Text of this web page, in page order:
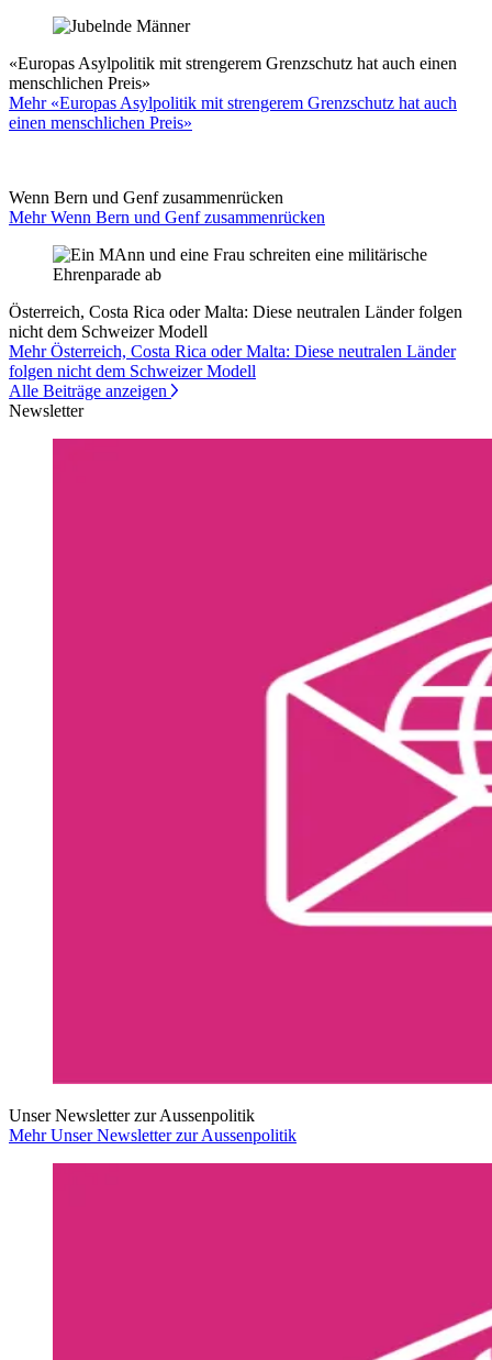
«Europas Asylpolitik mit strengerem Grenzschutz hat auch einen
menschlichen Preis»
Mehr «Europas Asylpolitik mit strengerem Grenzschutz hat auch
einen menschlichen Preis»
Wenn Bern und Genf zusammenrücken
Mehr Wenn Bern und Genf zusammenrücken
Österreich, Costa Rica oder Malta: Diese neutralen Länder folgen
nicht dem Schweizer Modell
Mehr Österreich, Costa Rica oder Malta: Diese neutralen Länder
folgen nicht dem Schweizer Modell
Alle Beiträge anzeigen
Newsletter
Unser Newsletter zur Aussenpolitik
Mehr Unser Newsletter zur Aussenpolitik